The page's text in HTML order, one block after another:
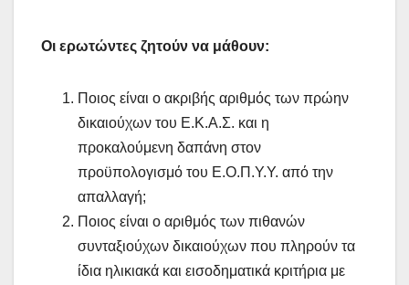
Οι ερωτώντες ζητούν να μάθουν:
Ποιος είναι ο ακριβής αριθμός των πρώην
δικαιούχων του Ε.Κ.Α.Σ. και η
προκαλούμενη δαπάνη στον
προϋπολογισμό του Ε.Ο.Π.Υ.Υ. από την
απαλλαγή;
Ποιος είναι ο αριθμός των πιθανών
συνταξιούχων δικαιούχων που πληρούν τα
ίδια ηλικιακά και εισοδηματικά κριτήρια με